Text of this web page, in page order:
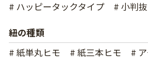
# ハッピータックタイプ
# 小判
紐の種類
# 紙単丸ヒモ
# 紙三本ヒモ
#